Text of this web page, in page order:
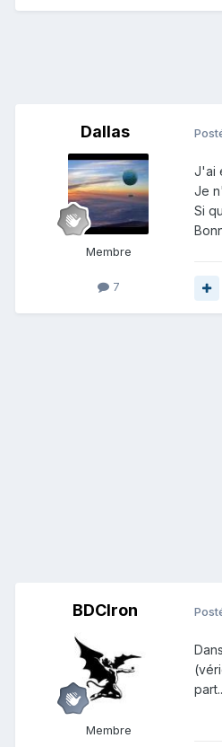
Dallas
Membre
7
J'ai
Je
Si
BDCIron
Membre